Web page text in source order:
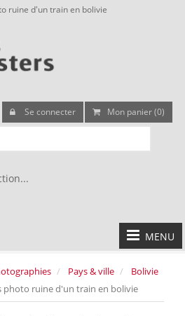
ruine d'un train en bolivie
Se connecter Mon panier (0)
MENU
Pays & ville
Bolivie
photo ruine d'un train en bolivie